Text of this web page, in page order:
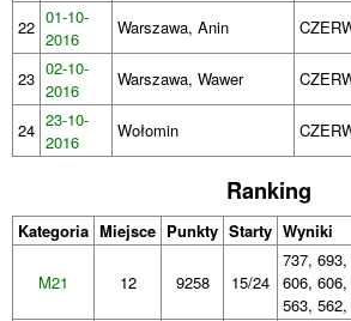
22 01-10-
2016
Warszawa, Anin
23 02-10-
2016
Warszawa, Wawer
24 23-10-
2016
Wołomin
Ranking
Kategoria Miejsce Punkty Starty Wyniki
M21 12 9258 15/24
737,
606,
563,